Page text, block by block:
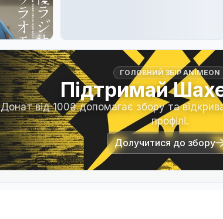
ГОЛОВНИЙ ЗБІР ANIMEON
Підтримай
Донат від 100₴ допомагає збору та
профілі.
Долучитися до збору